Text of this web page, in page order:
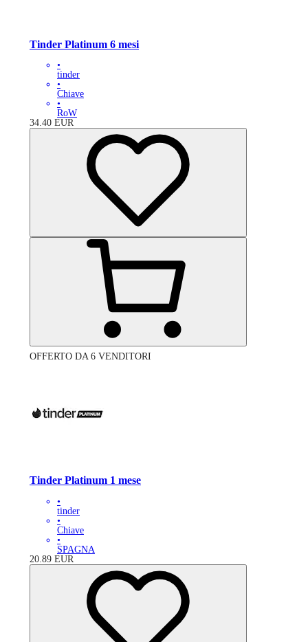
Tinder Platinum 6 mesi
•
tinder
•
Chiave
•
RoW
34.40 EUR
OFFERTO DA 6 VENDITORI
Tinder Platinum 1 mese
•
tinder
•
Chiave
•
SPAGNA
20.89 EUR